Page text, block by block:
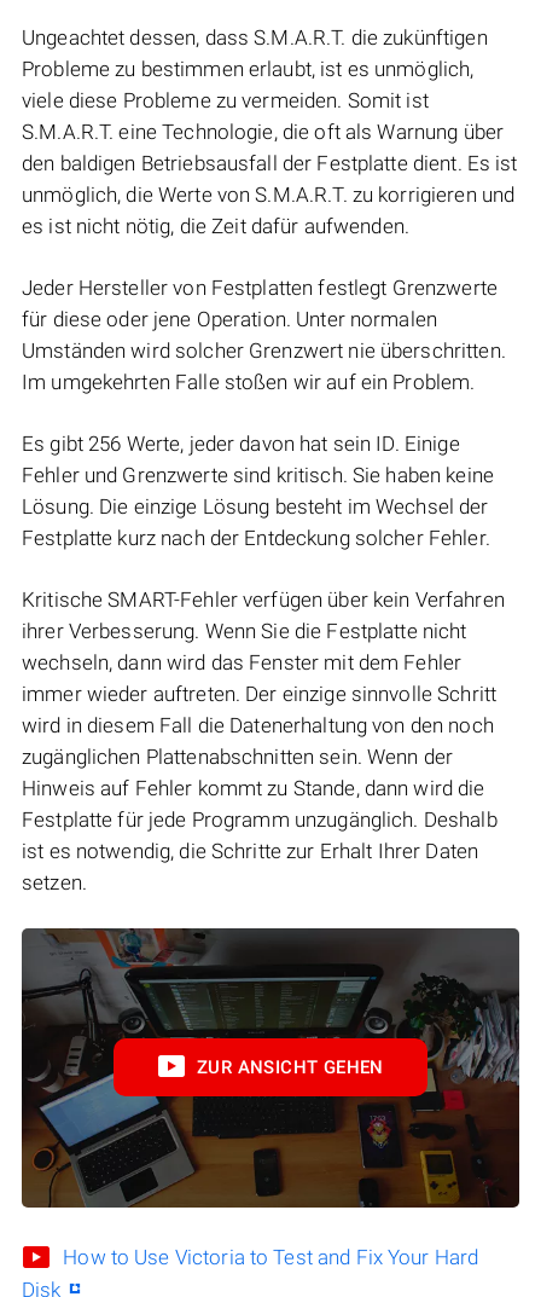
Ungeachtet dessen, dass S.M.A.R.T. die zukünftigen
Probleme zu bestimmen erlaubt, ist es unmöglich,
viele diese Probleme zu vermeiden. Somit ist
S.M.A.R.T. eine Technologie, die oft als Warnung über
den baldigen Betriebsausfall der Festplatte dient. Es ist
unmöglich, die Werte von S.M.A.R.T. zu korrigieren und
es ist nicht nötig, die Zeit dafür aufwenden.
Jeder Hersteller von Festplatten festlegt Grenzwerte
für diese oder jene Operation. Unter normalen
Umständen wird solcher Grenzwert nie überschritten.
Im umgekehrten Falle stoßen wir auf ein Problem.
Es gibt 256 Werte, jeder davon hat sein ID. Einige
Fehler und Grenzwerte sind kritisch. Sie haben keine
Lösung. Die einzige Lösung besteht im Wechsel der
Festplatte kurz nach der Entdeckung solcher Fehler.
Kritische SMART-Fehler verfügen über kein Verfahren
ihrer Verbesserung. Wenn Sie die Festplatte nicht
wechseln, dann wird das Fenster mit dem Fehler
immer wieder auftreten. Der einzige sinnvolle Schritt
wird in diesem Fall die Datenerhaltung von den noch
zugänglichen Plattenabschnitten sein. Wenn der
Hinweis auf Fehler kommt zu Stande, dann wird die
Festplatte für jede Programm unzugänglich. Deshalb
ist es notwendig, die Schritte zur Erhalt Ihrer Daten
setzen.
ZUR ANSICHT GEHEN
How to Use Victoria to Test and Fix Your Hard
Disk